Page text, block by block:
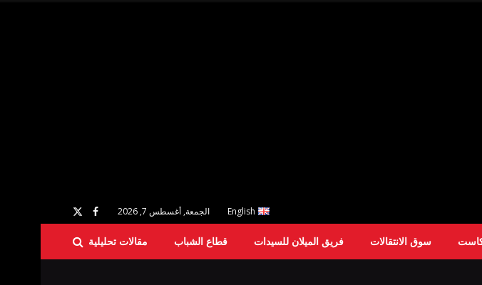
English الجمعة, أغسطس 7, 2026
سوق الانتقالات فريق الميلان للسيدات قطاع الشباب مقالات تحليلية